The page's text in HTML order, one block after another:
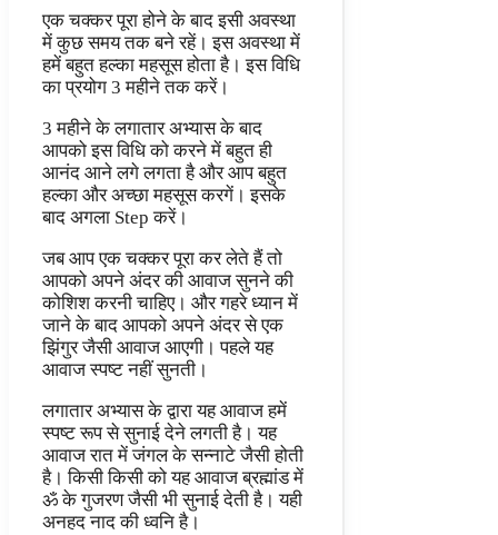
एक चक्कर पूरा होने के बाद इसी अवस्था
में कुछ समय तक बने रहें। इस अवस्था में
हमें बहुत हल्का महसूस होता है। इस विधि
का प्रयोग 3 महीने तक करें।
3 महीने के लगातार अभ्यास के बाद
आपको इस विधि को करने में बहुत ही
आनंद आने लगे लगता है और आप बहुत
हल्का और अच्छा महसूस करगें। इसके
बाद अगला Step करें।
जब आप एक चक्कर पूरा कर लेते हैं तो
आपको अपने अंदर की आवाज सुनने की
कोशिश करनी चाहिए। और गहरे ध्यान में
जाने के बाद आपको अपने अंदर से एक
झिंगुर जैसी आवाज आएगी। पहले यह
आवाज स्पष्ट नहीं सुनती।
लगातार अभ्यास के द्वारा यह आवाज हमें
स्पष्ट रूप से सुनाई देने लगती है। यह
आवाज रात में जंगल के सन्नाटे जैसी होती
है। किसी किसी को यह आवाज ब्रह्मांड में
ॐ के गुजरण जैसी भी सुनाई देती है। यही
अनहद नाद की ध्वनि है।